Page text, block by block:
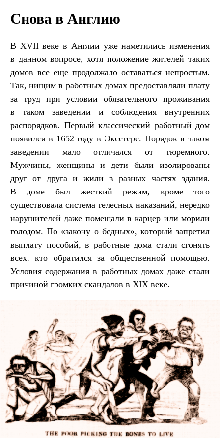
Снова в Англию
В XVII веке в Англии уже наметились изменения
в данном вопросе, хотя положение жителей таких
домов все еще продолжало оставаться непростым.
Так, нищим в работных домах предоставляли плату
за труд при условии обязательного проживания
в таком заведении и соблюдения внутренних
распорядков. Первый классический работный дом
появился в 1652 году в Эксетере. Порядок в таком
заведении мало отличался от тюремного.
Мужчины, женщины и дети были изолированы
друг от друга и жили в разных частях здания.
В доме был жесткий режим, кроме того
существовала система телесных наказаний, нередко
нарушителей даже помещали в карцер или морили
голодом. По «закону о бедных», который запретил
выплату пособий, в работные дома стали сгонять
всех, кто обратился за общественной помощью.
Условия содержания в работных домах даже стали
причиной громких скандалов в XIX веке.